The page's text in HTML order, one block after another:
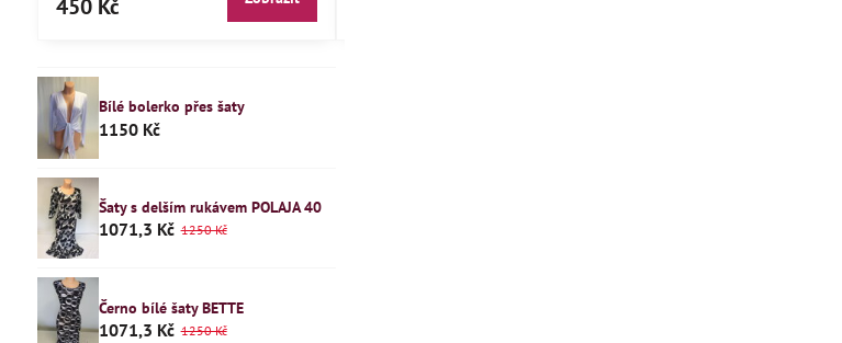
450 Kč
Bílé bolerko přes šaty
1150 Kč
Šaty s delším rukávem POLAJA 40
1071,3 Kč 1250 Kč
Černo bílé šaty BETTE
1071,3 Kč 1250 Kč